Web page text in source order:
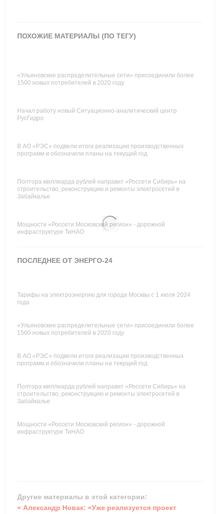
ПОХОЖИЕ МАТЕРИАЛЫ (ПО ТЕГУ)
«Ульяновские распределительные сети» присоединили более
1500 новых потребителей в 2020 году
Начал работу новый Ситуационно-аналитический центр
РусГидро
В АО «РЭС» подвели итоги реализации производственных
программ и обозначили планы на текущий год
Полтора миллиарда рублей направит «Россети Сибирь» на
строительство, реконструкцию и ремонты электросетей в
Забайкалье
Мощности «Россети Московский регион» - дорожной
инфраструктуре ТиНАО
ПОСЛЕДНЕЕ ОТ ЭНЕРГО-24
Тарифы на электроэнергию для города Москвы с 1 июля 2024
года
«Ульяновские распределительные сети» присоединили более
1500 новых потребителей в 2020 году
В АО «РЭС» подвели итоги реализации производственных
программ и обозначили планы на текущий год
Полтора миллиарда рублей направит «Россети Сибирь» на
строительство, реконструкцию и ремонты электросетей в
Забайкалье
Мощности «Россети Московский регион» - дорожной
инфраструктуре ТиНАО
Другие материалы в этой категории:
« Александр Новак: «Уже реализуется проект